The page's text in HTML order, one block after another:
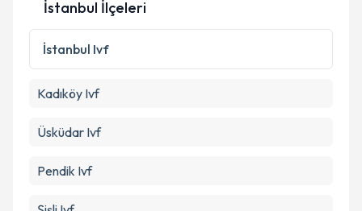
Kişisel verilerimin işlenmesine ilişkin
Metni
İstanbul İlçeleri
İstanbul Ivf
Kadıköy Ivf
Üsküdar Ivf
Pendik Ivf